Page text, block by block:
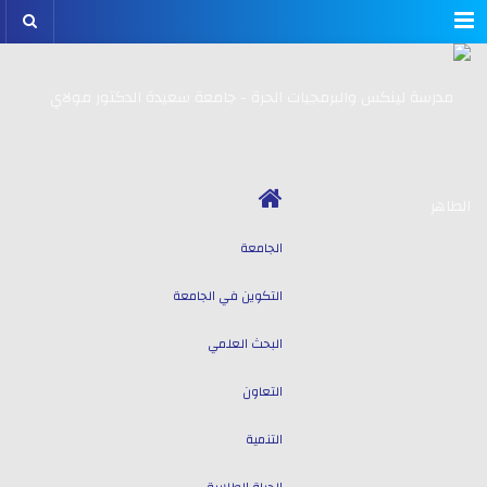
Menu
الجامعة
التكوين في الجامعة
البحث العلمي
التعاون
التنمية